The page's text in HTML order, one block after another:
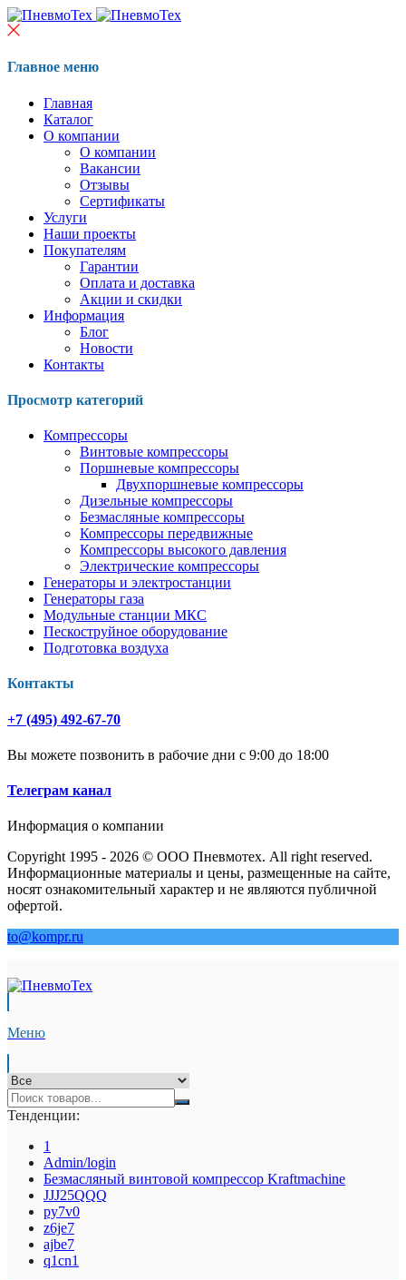
Главное меню
Главная
Каталог
О компании
О компании
Вакансии
Отзывы
Сертификаты
Услуги
Наши проекты
Покупателям
Гарантии
Оплата и доставка
Акции и скидки
Информация
Блог
Новости
Контакты
Просмотр категорий
Компрессоры
Винтовые компрессоры
Поршневые компрессоры
Двухпоршневые компрессоры
Дизельные компрессоры
Безмасляные компрессоры
Компрессоры передвижные
Компрессоры высокого давления
Электрические компрессоры
Генераторы и электростанции
Генераторы газа
Модульные станции МКС
Пескоструйное оборудование
Подготовка воздуха
Контакты
+7 (495) 492-67-70
Вы можете позвонить в рабочие дни с 9:00 до 18:00
Телеграм канал
Информация о компании
Copyright 1995 - 2026 © ООО Пневмотех. All right reserved.
Информационные материалы и цены, размещенные на сайте,
носят ознакомительный характер и не являются публичной
офертой.
to@kompr.ru
Меню
Тенденции:
1
Admin/login
Безмасляный винтовой компрессор Kraftmaсhine
JJJ25QQQ
py7v0
z6je7
ajbe7
q1cn1